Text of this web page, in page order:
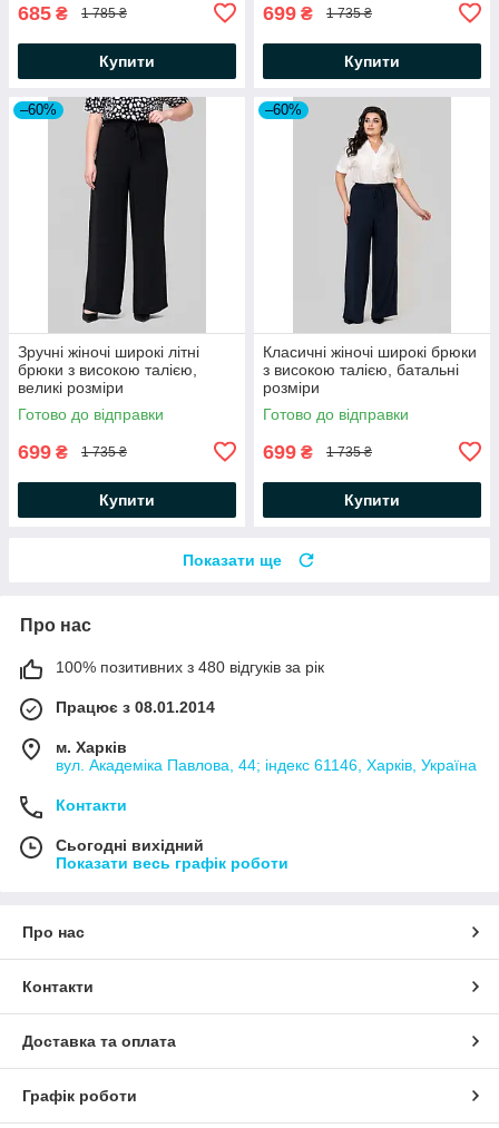
685 ₴ 1 785 ₴
Купити
699 ₴ 1 735 ₴
Купити
–60%
Зручні жіночі широкі літні
брюки з високою талією,
великі розміри
Готово до відправки
699 ₴ 1 735 ₴
Купити
–60%
Класичні жіночі широкі брюки
з високою талією, батальні
розміри
Готово до відправки
699 ₴ 1 735 ₴
Купити
Показати ще
Про нас
100% позитивних з 480 відгуків за рік
Працює з 08.01.2014
м. Харків
вул. Академіка Павлова, 44; індекс 61146, Харків, Україна
Контакти
Сьогодні вихідний
Показати весь графік роботи
Про нас
Контакти
Доставка та оплата
Графік роботи